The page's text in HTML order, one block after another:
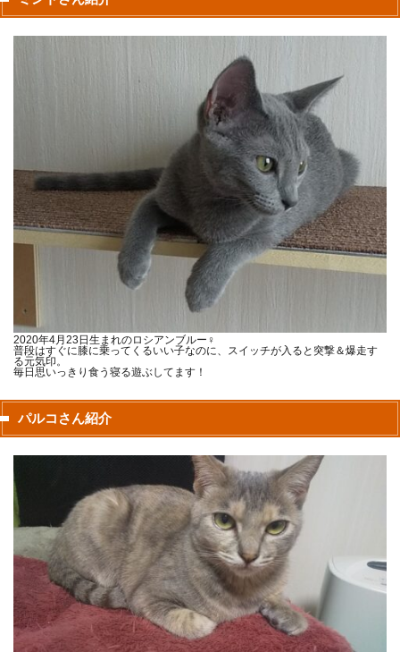
2020年4月23日生まれのロシアンブルー♀
普段はすぐに膝に乗ってくるいい子なのに、スイッチが入ると突撃＆爆走す
る元気印。
毎日思いっきり食う寝る遊ぶしてます！
パルコさん紹介